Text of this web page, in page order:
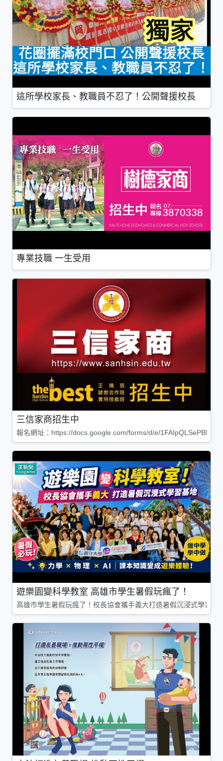
這所學校家長、教職員不忍了！公開聲援校長
專業技職 一生受用
三信家商招生中
報名網址：https://docs.google.com/forms/d/e/
遊樂園變科學教室 高雄市學生暑假玩瘋了！
高雄市學生暑假玩瘋了！校長協會攜手義大打造暑假沉浸式學習基